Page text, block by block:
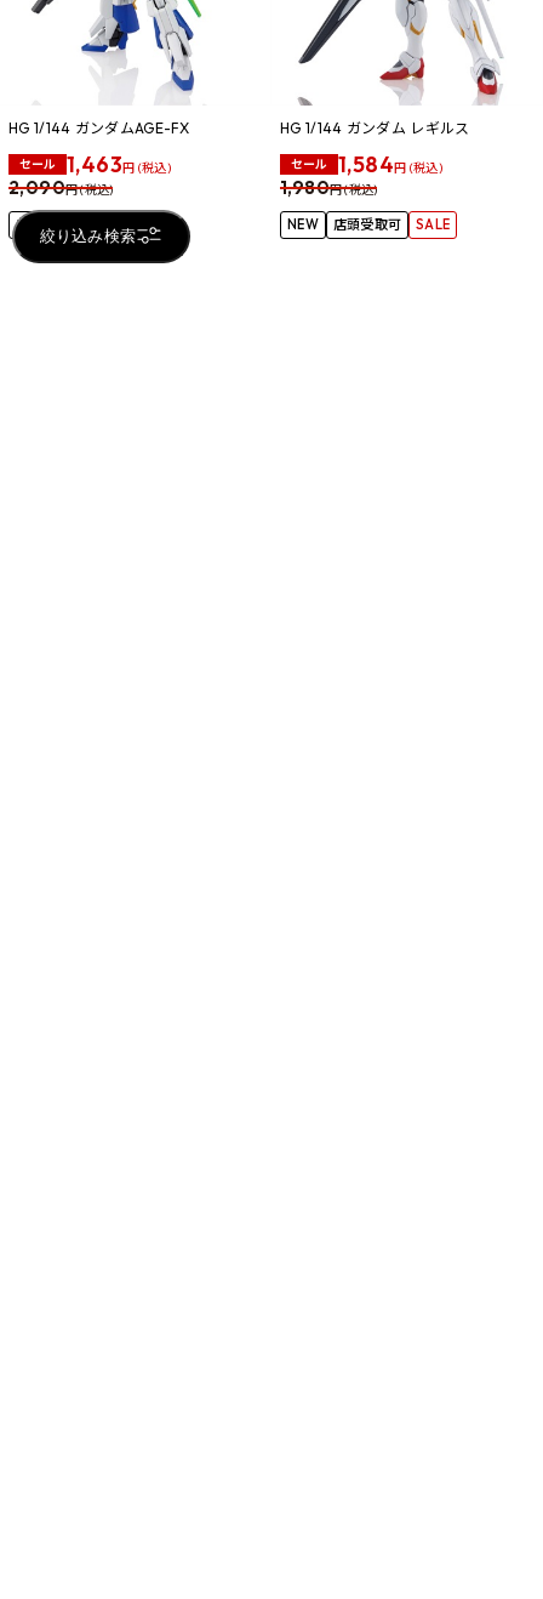
絞り込み検索
HG 1/144 ガンダムAGE-FX
セール 1,463円 (税込)
2,090円 (税込)
店頭受取可 SALE
HG 1/144 ガンダム レギルス
セール 1,584円 (税込)
1,980円 (税込)
NEW 店頭受取可 SALE